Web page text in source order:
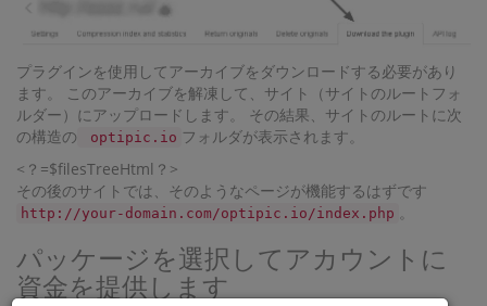
プラグインを使用してアーカイブをダウンロードする必要があり
ます。 このアーカイブを解凍して、サイト（サイトのルートフォ
ルダー）にアップロードします。 その結果、サイトのルートに次
の構造の
optipic.io フォルダが表示されます。
<？=$filesTreeHtml？>
その後のサイトでは、そのようなページが機能するはずです
http://your-domain.com/optipic.io/index.php 。
パッケージを選択してアカウントに
資金を提供します